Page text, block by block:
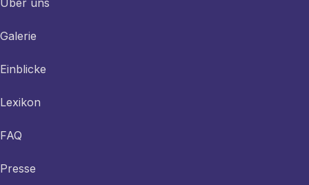
Galerie
Einblicke
Lexikon
FAQ
Presse